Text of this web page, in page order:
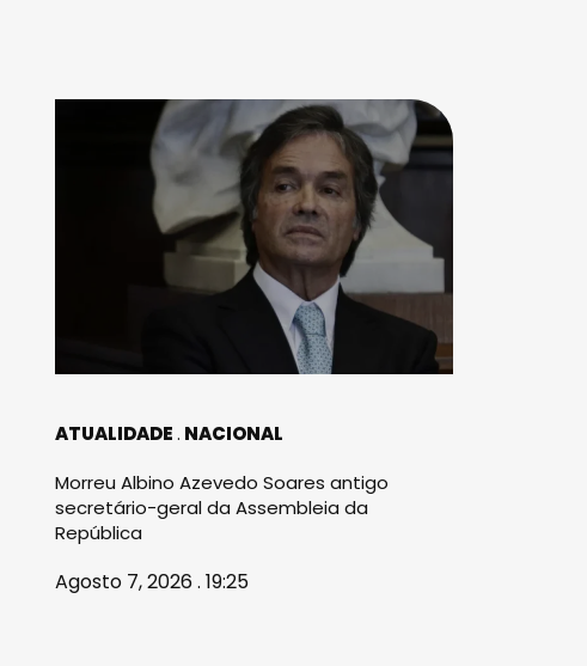
ATUALIDADE NACIONAL
Morreu Albino Azevedo Soares antigo
secretário-geral da Assembleia da
República
Agosto 7, 2026 . 19:25